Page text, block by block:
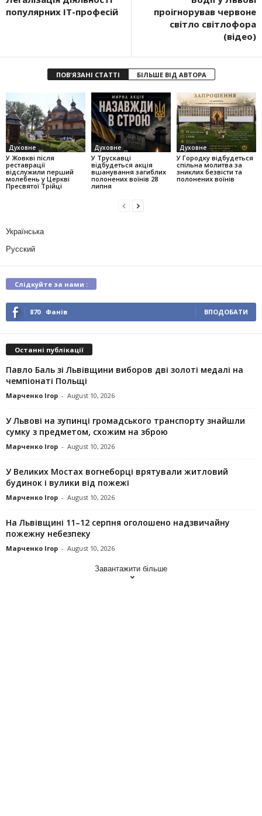
популярних ІТ-професій
проігнорував червоне
світло світлофора
(відео)
ПОВ'ЯЗАНІ СТАТТІ БІЛЬШЕ ВІД АВТОРА
Духовне
У Жовкві після
реставрації
відслужили перший
молебень у Церкві
Пресвятої Трійці
Духовне
У Трускавці
відбудеться акція
вшанування загиблих
полонених воїнів 28
липня
Духовне
У Городку відбудеться
спільна молитва за
зниклих безвісти та
полонених воїнів
Українська
Русский
Слідкуйте за нами :
870 Фанів ВПОДОБАТИ
Останні публікації
Павло Баль зі Львівщини виборов дві золоті медалі на
чемпіонаті Польщі
Марченко Ігор - August 10, 2026
У Львові на зупинці громадського транспорту знайшли
сумку з предметом, схожим на зброю
Марченко Ігор - August 10, 2026
У Великих Мостах вогнеборці врятували житловий
будинок і вулики від пожежі
Марченко Ігор - August 10, 2026
На Львівщині 11–12 серпня оголошено надзвичайну
пожежну небезпеку
Марченко Ігор - August 10, 2026
Завантажити більше